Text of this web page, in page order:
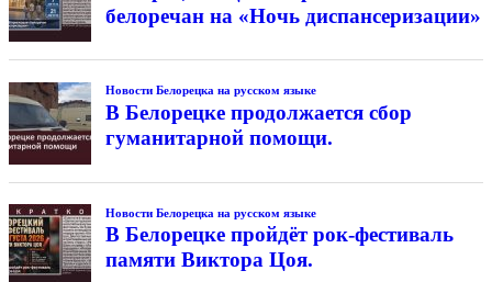
белоречан на «Ночь диспансеризации»
Новости Белорецка на русском языке
В Белорецке продолжается сбор
гуманитарной помощи.
Новости Белорецка на русском языке
В Белорецке пройдёт рок-фестиваль
памяти Виктора Цоя.